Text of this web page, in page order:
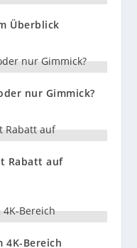
Überblick
nur Gimmick?
Rabatt auf
4K-Bereich